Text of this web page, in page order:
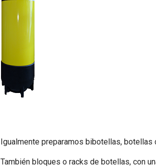
Igualmente preparamos bibotellas, botellas
También bloques o racks de botellas, con